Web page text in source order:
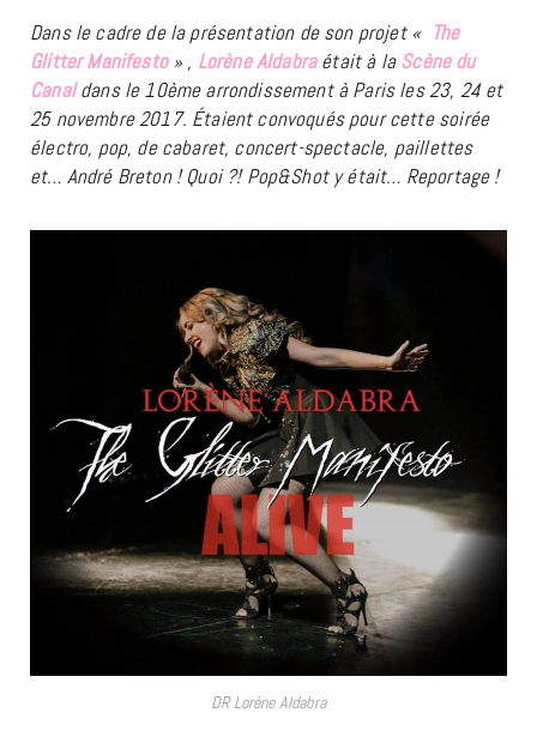
Dans le cadre de la présentation de son projet « The
Glitter Manifesto» , Lorène Aldabraétait à laScène du
Canaldans le 10ème arrondissement à Paris les 23, 24 et
25 novembre 2017. Étaient convoqués pour cette soirée
électro, pop, de cabaret, concert-spectacle, paillettes
et… André Breton ! Quoi ?! Pop&Shot y était… Reportage !
DR Lorène Aldabra